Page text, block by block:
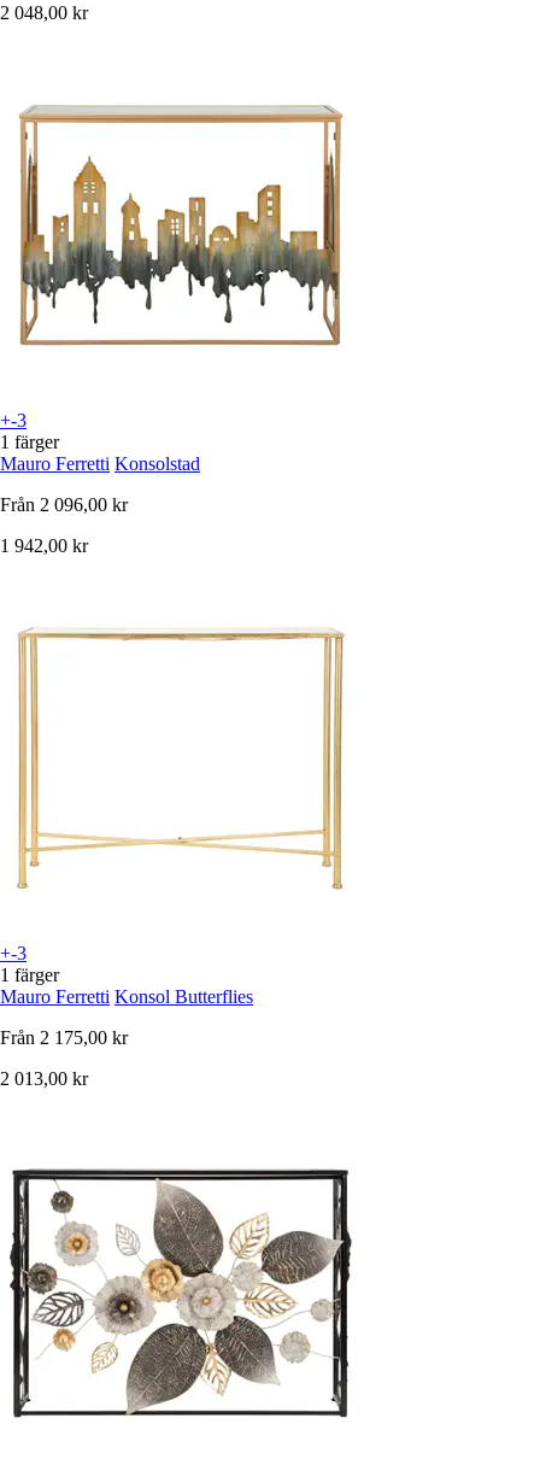
2 048,00 kr
+-3
1 färger
Mauro Ferretti Konsolstad
Från 2 096,00 kr
1 942,00 kr
+-3
1 färger
Mauro Ferretti Konsol Butterflies
Från 2 175,00 kr
2 013,00 kr